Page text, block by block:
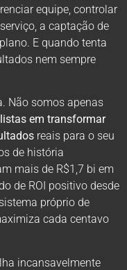
equipe, controlar
a captação de
E quando tenta
nem sempre
Não somos apenas
em transformar
reais para o seu
de história
mais de R$1,7 bi em
de ROI positivo desde
próprio de
cada centavo
incansavelmente